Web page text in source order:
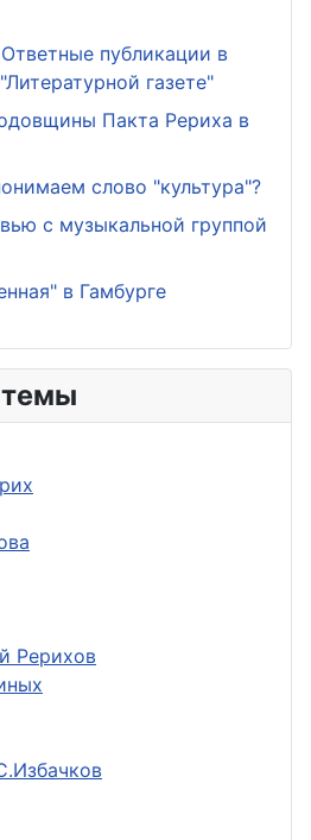
публикации в
газете"
Пакта Рериха в
слово "культура"?
с музыкальной группой
в Гамбурге
Рерихов